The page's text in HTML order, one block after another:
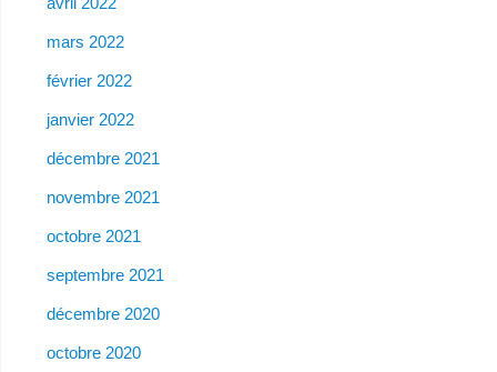
mars 2022
février 2022
janvier 2022
décembre 2021
novembre 2021
octobre 2021
septembre 2021
décembre 2020
octobre 2020